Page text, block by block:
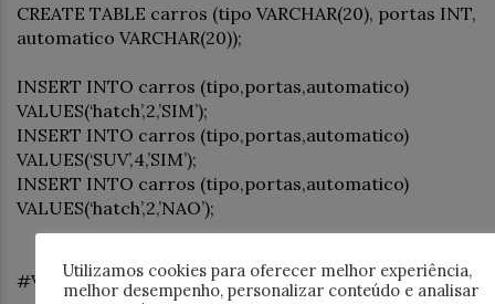
CREATE TABLE carros (tipo VARCHAR(20), portas INT,
automatico VARCHAR(20));
INSERT INTO carros (tipo,portas,automatico)
VALUES(‘hatch’,2,’SIM’);
INSERT INTO carros (tipo,portas,automatico)
VALUES(‘SUV’,4,’SIM’);
INSERT INTO carros (tipo,portas,automatico)
VALUES(‘hatch’,2,’NAO’);
#Verificar no SLAVE
Utilizamos cookies para oferecer melhor experiência,
melhor desempenho, personalizar conteúdo e analisar